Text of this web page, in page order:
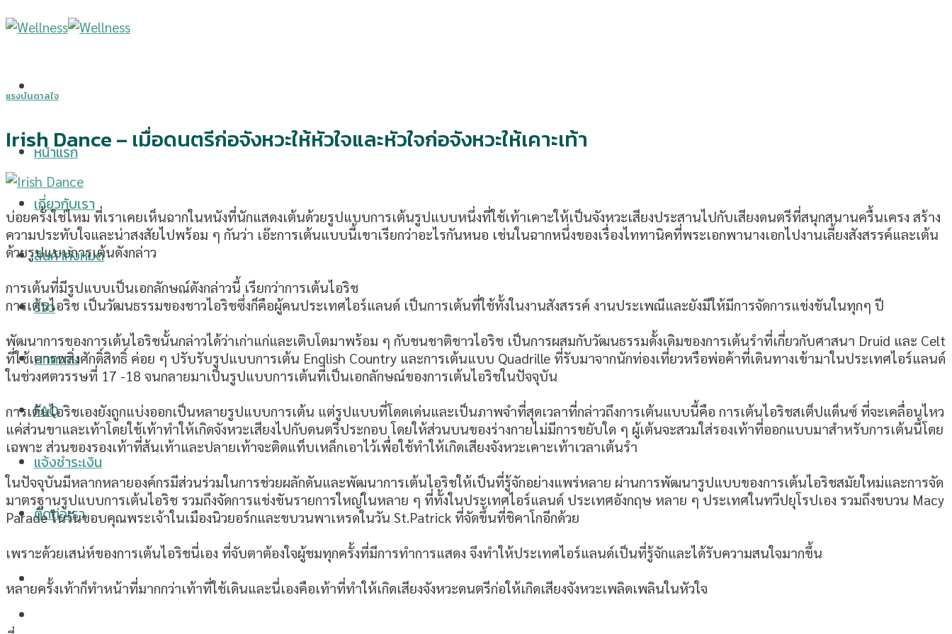
Skip
to
หน้าแรก
เกี่ยวกับเรา
สินค้าทั้งหมด
รีวิว
บทความ
FAQ
แจ้งชำระเงิน
ติดต่อเรา
แรงบันดาลใจ
Irish Dance – เมื่อดนตรีก่อจังหวะให้หัวใจและหัวใจก่อจังหวะให้เคาะเท้า
บ่อยครั้งใช่ไหม ที่เราเคยเห็นฉากในหนังที่นักแสดงเต้นด้วยรูปแบบการเต้นรูปแบบหนึ่งที่ใช้เท้าเคาะให้เป็นจังหวะเสียงประสานไปกับเสียงดนตรีที่สนุกสนานครื้นเครง สร้าง
ความประทับใจและน่าสงสัยไปพร้อม ๆ กันว่า เอ๊ะการเต้นแบบนี้เขาเรียกว่าอะไรกันหนอ เช่นในฉากหนึ่งของเรื่องไททานิคที่พระเอกพานางเอกไปงานเลี้ยงสังสรรค์และเต้น
ด้วยรูปแบบการเต้นดังกล่าว
การเต้นที่มีรูปแบบเป็นเอกลักษณ์ดังกล่าวนี้ เรียกว่าการเต้นไอริช
การเต้นไอริช เป็นวัฒนธรรมของชาวไอริชซึ่งก็คือผู้คนประเทศไอร์แลนด์ เป็นการเต้นที่ใช้ทั้งในงานสังสรรค์ งานประเพณีและยังมีให้มีการจัดการแข่งขันในทุกๆ ปี
พัฒนาการของการเต้นไอริชนั้นกล่าวได้ว่าเก่าแก่และเติบโตมาพร้อม ๆ กับชนชาติชาวไอริช เป็นการผสมกับวัฒนธรรมดั้งเดิมของการเต้นรำที่เกี่ยวกับศาสนา Druid และ Celt
ที่ใช้เคารพสิ่งศักดิ์สิทธิ์ ค่อย ๆ ปรับรับรูปแบบการเต้น English Country และการเต้นแบบ Quadrille ที่รับมาจากนักท่องเที่ยวหรือพ่อค้าที่เดินทางเข้ามาในประเทศไอร์แลนด์
ในช่วงศตวรรษที่ 17 -18 จนกลายมาเป็นรูปแบบการเต้นที่เป็นเอกลักษณ์ของการเต้นไอริชในปัจจุบัน
การเต้นไอริชเองยังถูกแบ่งออกเป็นหลายรูปแบบการเต้น แต่รูปแบบที่โดดเด่นและเป็นภาพจำที่สุดเวลาที่กล่าวถึงการเต้นแบบนี้คือ การเต้นไอริชสเต็ปแด็นซ์ ที่จะเคลื่อนไหว
แค่ส่วนขาและเท้าโดยใช้เท้าทำให้เกิดจังหวะเสียงไปกับดนตรีประกอบ โดยให้ส่วนบนของร่างกายไม่มีการขยับใด ๆ ผู้เต้นจะสวมใส่รองเท้าที่ออกแบบมาสำหรับการเต้นนี้โดย
เฉพาะ ส่วนของรองเท้าที่ส้นเท้าและปลายเท้าจะติดแท็บเหล็กเอาไว้เพื่อใช้ทำให้เกิดเสียงจังหวะเคาะเท้าเวลาเต้นรำ
ในปัจจุบันมีหลากหลายองค์กรมีส่วนร่วมในการช่วยผลักดันและพัฒนาการเต้นไอริชให้เป็นที่รู้จักอย่างแพร่หลาย ผ่านการพัฒนารูปแบบของการเต้นไอริชสมัยใหม่และการจัด
มาตรฐานรูปแบบการเต้นไอริช รวมถึงจัดการแข่งขันรายการใหญ่ในหลาย ๆ ที่ทั้งในประเทศไอร์แลนด์ ประเทศอังกฤษ หลาย ๆ ประเทศในทวีปยุโรปเอง รวมถึงขบวน Macy
Parade ในวันขอบคุณพระเจ้าในเมืองนิวยอร์กและขบวนพาเหรดในวัน St.Patrick ที่จัดขึ้นที่ชิคาโกอีกด้วย
เพราะด้วยเสน่ห์ของการเต้นไอริชนี่เอง ที่จับตาต้องใจผู้ชมทุกครั้งที่มีการทำการแสดง จึงทำให้ประเทศไอร์แลนด์เป็นที่รู้จักและได้รับความสนใจมากขึ้น
หลายครั้งเท้าก็ทำหน้าที่มากกว่าเท้าที่ใช้เดินและนี่เองคือเท้าที่ทำให้เกิดเสียงจังหวะดนตรีก่อให้เกิดเสียงจังหวะเพลิดเพลินในหัวใจ